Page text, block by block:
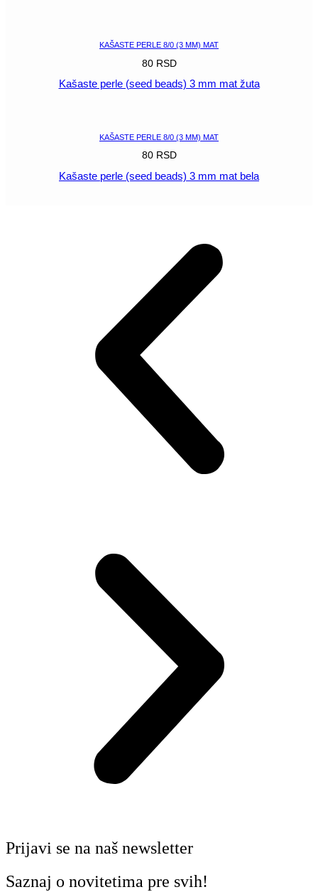
KAŠASTE PERLE 8/0 (3 MM) MAT
80 RSD
Kašaste perle (seed beads) 3 mm mat žuta
KAŠASTE PERLE 8/0 (3 MM) MAT
80 RSD
Kašaste perle (seed beads) 3 mm mat bela
Prijavi se na naš newsletter
Saznaj o novitetima pre svih!